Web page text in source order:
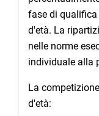
fase di qualifica
d'età. La
nelle norme
individuale alla
La
d'età: